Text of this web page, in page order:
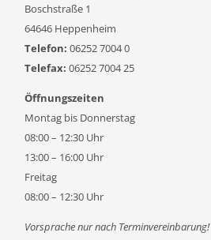
Boschstraße 1
64646 Heppenheim
Telefon: 06252 7004 0
Telefax: 06252 7004 25
Öffnungszeiten
Montag bis Donnerstag
08:00 – 12:30 Uhr
13:00 – 16:00 Uhr
Freitag
08:00 – 12:30 Uhr
Vorsprache nur nach Terminvereinbarung!